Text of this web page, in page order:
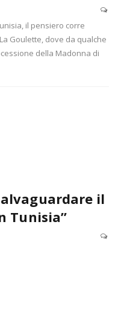
il pensiero corre
Goulette, dove da qualche
della Madonna di
il
Tunisia”